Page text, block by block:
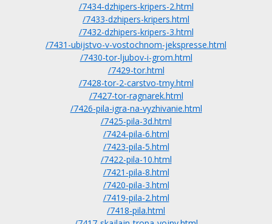
/7434-dzhipers-kripers-2.html
/7433-dzhipers-kripers.html
/7432-dzhipers-kripers-3.html
/7431-ubijstvo-v-vostochnom-jekspresse.html
/7430-tor-ljubov-i-grom.html
/7429-tor.html
/7428-tor-2-carstvo-tmy.html
/7427-tor-ragnarek.html
/7426-pila-igra-na-vyzhivanie.html
/7425-pila-3d.html
/7424-pila-6.html
/7423-pila-5.html
/7422-pila-10.html
/7421-pila-8.html
/7420-pila-3.html
/7419-pila-2.html
/7418-pila.html